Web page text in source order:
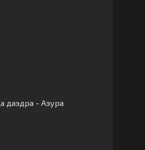
даэдра - Азура